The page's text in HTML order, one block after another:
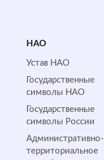
НАО
Устав НАО
Государственные
символы НАО
Государственные
символы России
Административно-
территориальное